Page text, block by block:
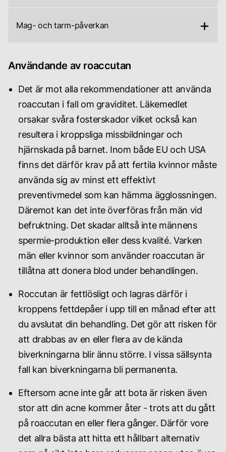
eller
användande
på
kan
påverkas.
fettet
koll
detta
via
blodprov
innan
under
kuren.
Mag- och tarm-påverkan +
drabbas
bland
annat
kräkningar
och
ändtarms-
inflammationer
Användande av roaccutan
Det är mot alla rekommendationer att använda
roaccutan i fall om graviditet. Läkemedlet
orsakar svåra fosterskador vilket också kan
resultera i kroppsliga missbildningar och
hjärnskada på barnet. Inom både EU och USA
finns det därför krav på att fertila kvinnor måste
använda sig av minst ett effektivt
preventivmedel som kan hämma ägglossningen.
Däremot kan det inte överföras från män vid
befruktning. Det skadar alltså inte männens
spermie-produktion eller dess kvalité. Varken
män eller kvinnor som använder roaccutan är
tillåtna att donera blod under behandlingen.
Roccutan är fettlösligt och lagras därför i
kroppens fettdepåer i upp till en månad efter att
du avslutat din behandling. Det gör att risken för
att drabbas av en eller flera av de kända
biverkningarna blir ännu större. I vissa sällsynta
fall kan biverkningarna bli permanenta.
Eftersom acne inte går att bota är risken även
stor att din acne kommer åter - trots att du gått
på roaccutan en eller flera gånger. Därför vore
det allra bästa att hitta ett hållbart alternativ